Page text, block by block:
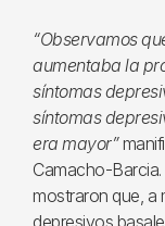
“Observamos
aumentaba la
síntomas
síntomas
era mayor”
Camacho-Barcia.
mostraron que, a
depresivos